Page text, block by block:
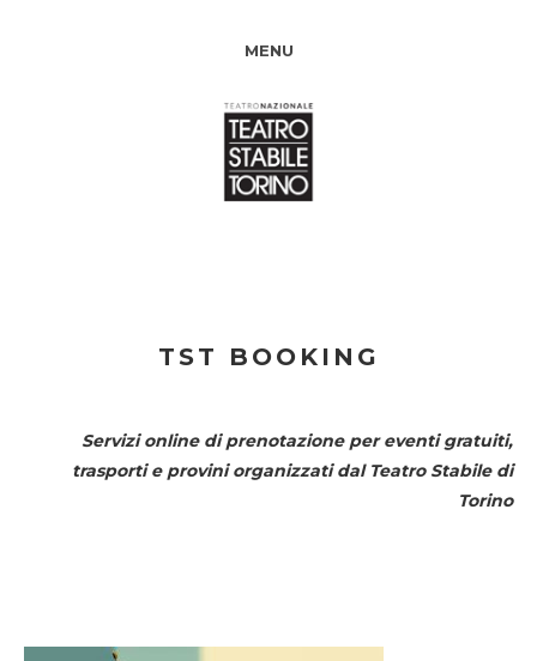
MENU
TST BOOKING
Servizi online di prenotazione per eventi gratuiti,
trasporti e provini organizzati dal Teatro Stabile di
Torino